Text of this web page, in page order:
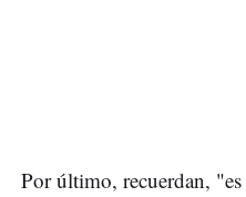
Por último, recuerdan,